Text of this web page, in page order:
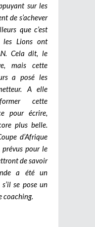
sur les
de s’achever
que c’est
les Lions ont
Cela dit, le
mais cette
a posé les
A elle
cette
pour écrire,
plus belle.
d’Afrique
pour le
de savoir
a été un
se pose un
coaching.